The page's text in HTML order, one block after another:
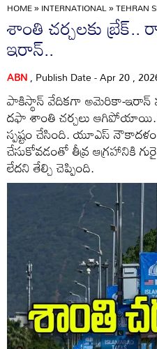
HOME»INTERNATIONAL»TEHRAN
శాంతి చర్చలకు
ఇరాన్..
ABN, Publish Date - Apr 20 ,
పాకిస్థాన్ వేదికగా అమెరికా-
దఫా శాంతి చర్చలు ఆగిపోయాయి.
స్పష్టం చేసింది. యూఎస్
చేసుకోవడంతో తీవ్ర ఆగ్రహానికి
లేదని తేల్చి చెప్పింది.